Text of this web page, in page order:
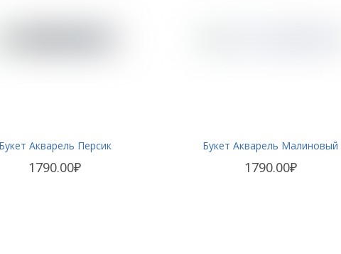
Акварель Персик
1790.00₽
Букет Акварель Малиновый
1790.00₽